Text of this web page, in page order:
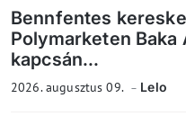
Bennfentes
Polymarketen Baka
kapcsán...
2026. augusztus 09. Lelo